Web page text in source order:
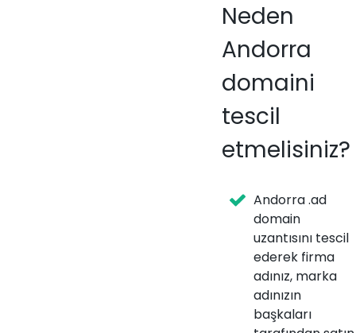
Neden
Andorra
domaini
tescil
etmelisiniz?
Andorra .ad
domain
uzantısını tescil
ederek firma
adınız, marka
adınızın
başkaları